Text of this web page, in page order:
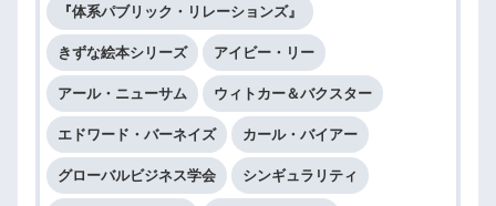
『体系パブリック・リレーションズ』
きずな絵本シリーズ アイビー・リー
アール・ニューサム ウィトカー＆バクスター
エドワード・バーネイズ カール・バイアー
グローバルビジネス学会 シンギュラリティ